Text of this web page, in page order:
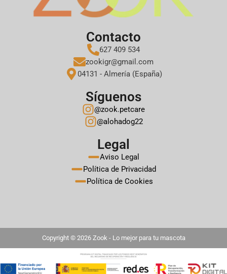
Contacto
627 409 534
zookigr@gmail.com
04131 - Almería (España)
Síguenos
@zook.petcare
@alohadog22
Legal
Aviso Legal
Política de Privacidad
Política de Cookies
Copyright © 2026 Zook - Lo mejor para tu mascota